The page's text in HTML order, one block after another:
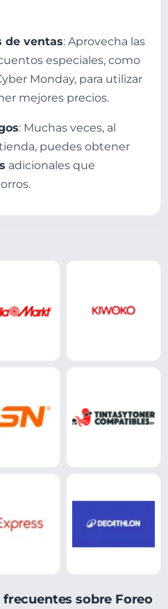
de ventas: Aprovecha las
especiales, como
Monday, para utilizar
mejores precios.
: Muchas veces, al
puedes obtener
adicionales que
sobre Foreo